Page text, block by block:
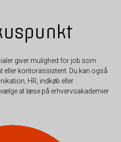
giver mulighed for job som
eller kontorassistent. Du kan også
HR, indkøb eller
at læse på erhvervsakademier